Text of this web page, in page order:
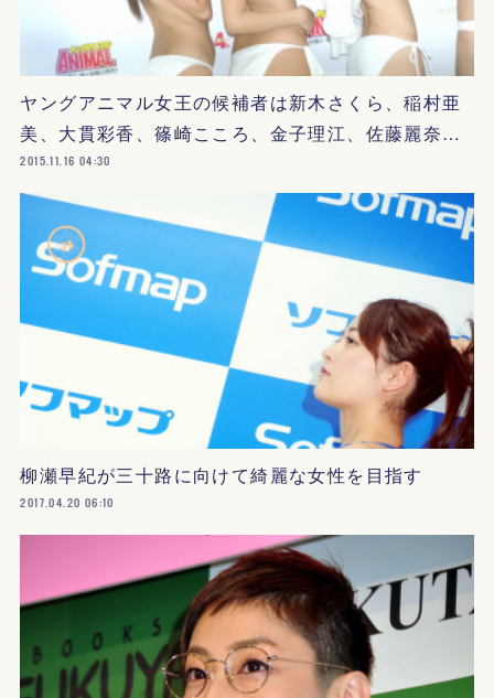
ヤングアニマル女王の候補者は新木さくら、稲村亜
美、大貫彩香、篠崎こころ、金子理江、佐藤麗奈…
2015.11.16 04:30
柳瀬早紀が三十路に向けて綺麗な女性を目指す
2017.04.20 06:10